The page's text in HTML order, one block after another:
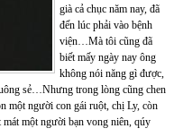
già cả chục năm nay, đã
đến lúc phải vào bệnh
viện…Mà tôi cũng đã
biết mấy ngày nay ông
không nói năng gì được,
sẻ…Nhưng trong lòng cũng chen
một người con gái ruột, chị Ly, còn
mát một người bạn vong niên, qúy